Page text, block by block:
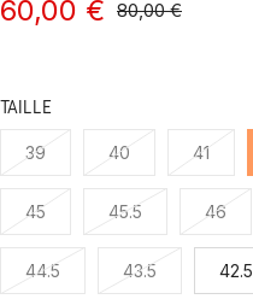
60,00 € 80,00 €
TAILLE
39 40 41
45 45.5 46
44.5 43.5 42.5